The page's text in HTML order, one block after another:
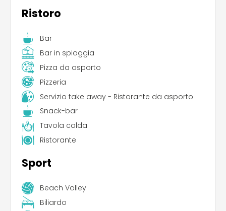
Ristoro
Bar
Bar in spiaggia
Pizza da asporto
Pizzeria
Servizio take away - Ristorante da asporto
Snack-bar
Tavola calda
Ristorante
Sport
Beach Volley
Biliardo